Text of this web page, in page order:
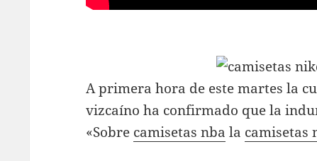
A primera hora de este martes la
vizcaíno ha confirmado que la
«Sobre camisetas nba la camisetas